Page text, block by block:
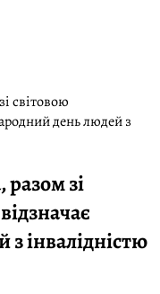
світовою
день людей з
зі
інвалідністю